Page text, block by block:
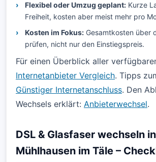
Flexibel oder Umzug geplant: Kurze
Freiheit, kosten aber meist mehr pro
Kosten im Fokus: Gesamtkosten über
prüfen, nicht nur den Einstiegspreis.
Für einen Überblick aller
Internetanbieter Vergleich. Tipps
Günstiger Internetanschluss. Den
Wechsels erklärt: Anbieterwechsel.
DSL & Glasfaser wechseln in
Mühlhausen im Täle –